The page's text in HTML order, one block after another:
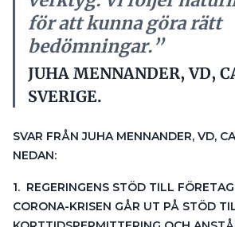
NEDAN:
1. REGERINGENS STÖD TILL FÖRETAG
CORONA-KRISEN GÅR UT PÅ STÖD
KORTTIDSPERMITTERING OCH
SKATTEBETALNINGAR. VAD BEHÖVS
STATEN?
– Myndigheterna arbetar på alla
lösa en situation som är ovan,
omskakande. Vi följer
rekommendationer och tar vårt